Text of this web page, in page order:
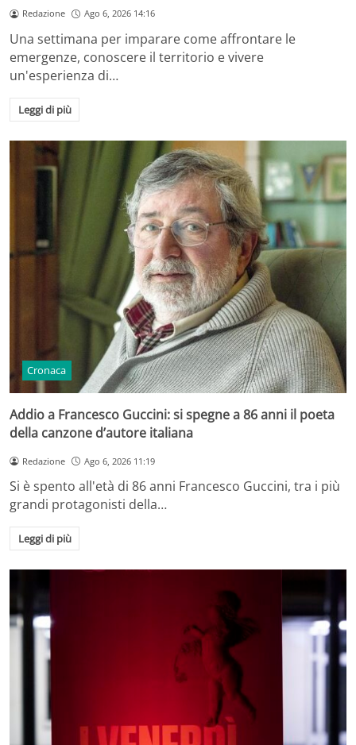
Redazione Ago 6, 2026 14:16
Una settimana per imparare come affrontare le
emergenze, conoscere il territorio e vivere
un'esperienza di…
Leggi di più
Cronaca
Addio a Francesco Guccini: si spegne a 86 anni il poeta
della canzone d’autore italiana
Redazione Ago 6, 2026 11:19
Si è spento all'età di 86 anni Francesco Guccini, tra i più
grandi protagonisti della…
Leggi di più